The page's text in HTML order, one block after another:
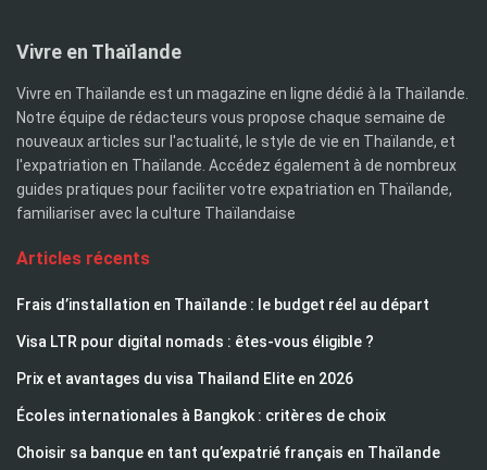
Vivre en Thaïlande
Vivre en Thaïlande est un magazine en ligne dédié à la Thaïlande.
Notre équipe de rédacteurs vous propose chaque semaine de
nouveaux articles sur l'actualité, le style de vie en Thaïlande, et
l'expatriation en Thaïlande. Accédez également à de nombreux
guides pratiques pour faciliter votre expatriation en Thaïlande,
familiariser avec la culture Thaïlandaise
Articles récents
Frais d’installation en Thaïlande : le budget réel au départ
Visa LTR pour digital nomads : êtes-vous éligible ?
Prix et avantages du visa Thailand Elite en 2026
Écoles internationales à Bangkok : critères de choix
Choisir sa banque en tant qu’expatrié français en Thaïlande